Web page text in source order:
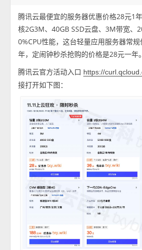
腾讯云最便宜的服务器优惠价格28元1
核2G3M、40GB SSD云盘、3M带宽、
0%CPU性能，这台轻量应用服务器常
年，定闹钟秒杀抢购的价格是28元一年。
腾讯云官方活动入口 https://
接打开如下图：